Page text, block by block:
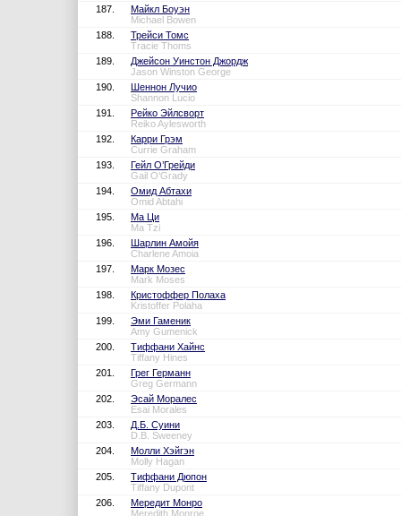
187.
Майкл Боуэн
Michael Bowen
188.
Трейси Томс
Tracie Thoms
189.
Джейсон Уинстон Джордж
Jason Winston George
190.
Шеннон Лучио
Shannon Lucio
191.
Рейко Эйлсворт
Reiko Aylesworth
192.
Карри Грэм
Currie Graham
193.
Гейл О’Грейди
Gail O'Grady
194.
Омид Абтахи
Omid Abtahi
195.
Ма Ци
Ma Tzi
196.
Шарлин Амойя
Charlene Amoia
197.
Марк Мозес
Mark Moses
198.
Кристоффер Полаха
Kristoffer Polaha
199.
Эми Гаменик
Amy Gumenick
200.
Тиффани Хайнс
Tiffany Hines
201.
Грег Германн
Greg Germann
202.
Эсай Моралес
Esai Morales
203.
Д.Б. Суини
D.B. Sweeney
204.
Молли Хэйгэн
Molly Hagan
205.
Тиффани Дюпон
Tiffany Dupont
206.
Мередит Монро
Meredith Monroe